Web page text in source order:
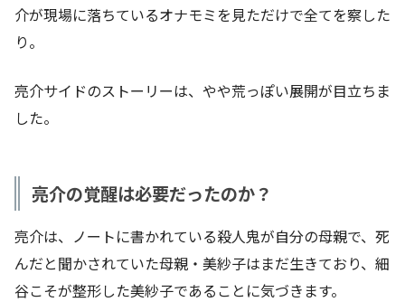
介が現場に落ちているオナモミを見ただけで全てを察した
り。
亮介サイドのストーリーは、やや荒っぽい展開が目立ちま
した。
亮介の覚醒は必要だったのか？
亮介は、ノートに書かれている殺人鬼が自分の母親で、死
んだと聞かされていた母親・美紗子はまだ生きており、細
谷こそが整形した美紗子であることに気づきます。